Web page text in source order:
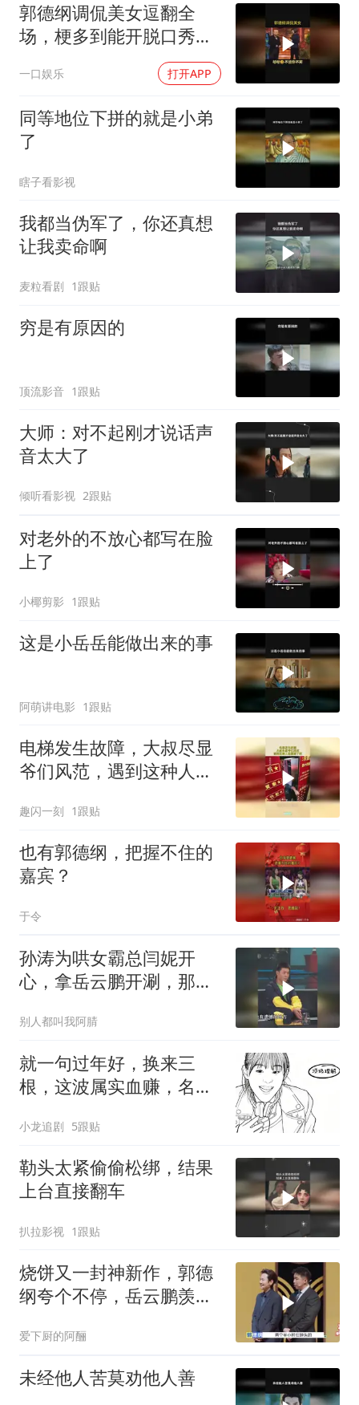
郭德纲调侃美女逗翻全
场，梗多到能开脱口秀，
一口娱乐 打开APP
同等地位下拼的就是小弟
了
瞎子看影视
我都当伪军了，你还真想
让我卖命啊
麦粒看剧 1跟贴
穷是有原因的
顶流影音 1跟贴
大师：对不起刚才说话声
音太大了
倾听看影视 2跟贴
对老外的不放心都写在脸
上了
小椰剪影 1跟贴
这是小岳岳能做出来的事
阿萌讲电影 1跟贴
电梯发生故障，大叔尽显
爷们风范，遇到这种人赶
趣闪一刻 1跟贴
也有郭德纲，把握不住的
嘉宾？
于令
孙涛为哄女霸总闫妮开
心，拿岳云鹏开涮，那脸
别人都叫我阿腈
就一句过年好，换来三
根，这波属实血赚，名场
小龙追剧 5跟贴
勒头太紧偷偷松绑，结果
上台直接翻车
扒拉影视 1跟贴
烧饼又一封神新作，郭德
纲夸个不停，岳云鹏羡慕
爱下厨的阿酾
未经他人苦莫劝他人善